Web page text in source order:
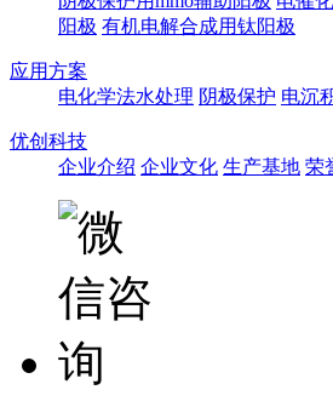
阳极 有机电解合成用钛阳极
应用方案
电化学法水处理 阴极保护 电沉
优创科技
企业介绍 企业文化 生产基地 荣